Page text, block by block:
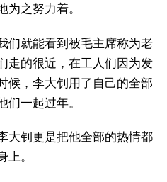
为之努力着。
们就能看到被毛主席称为老
走的很近，在工人们因为发
候，李大钊用了自己的全部
们一起过年。
大钊更是把他全部的热情都
。